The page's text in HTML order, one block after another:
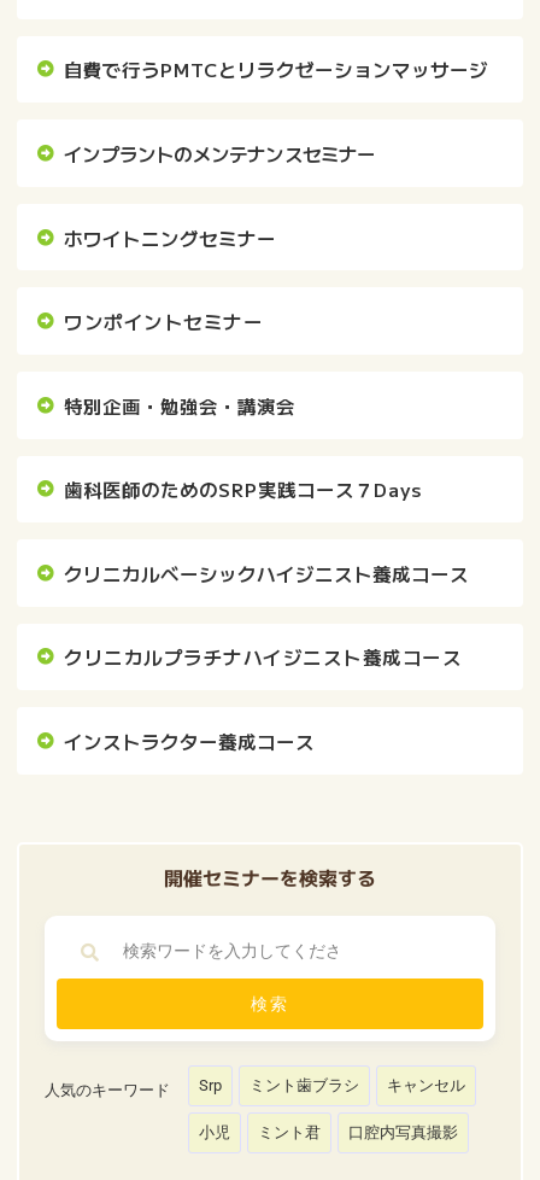
自費で行うPMTCとリラクゼーションマッサージ
インプラントのメンテナンスセミナー
ホワイトニングセミナー
ワンポイントセミナー
特別企画・勉強会・講演会
歯科医師のためのSRP実践コース７Days
クリニカルベーシックハイジニスト養成コース
クリニカルプラチナハイジニスト養成コース
インストラクター養成コース
開催セミナーを検索する
検索
人気のキーワード Srp ミント歯ブラシ キャンセル
小児 ミント君 口腔内写真撮影